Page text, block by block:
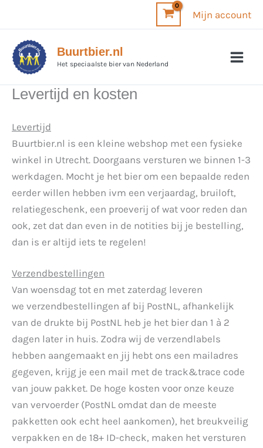
inhoud
Mijn account
Buurtbier.nl
Het speciaalste bier van Nederland
Levertijd en kosten
Levertijd
Buurtbier.nl is een kleine webshop met een fysieke
winkel in Utrecht. Doorgaans versturen we binnen 1-3
werkdagen. Mocht je het bier om een bepaalde reden
eerder willen hebben ivm een verjaardag, bruiloft,
relatiegeschenk, een proeverij of wat voor reden dan
ook, zet dat dan even in de notities bij je bestelling,
dan is er altijd iets te regelen!
Verzendbestellingen
Van woensdag tot en met zaterdag leveren
we verzendbestellingen af bij PostNL, afhankelijk
van de drukte bij PostNL heb je het bier dan 1 à 2
dagen later in huis. Zodra wij de verzendlabels
hebben aangemaakt en jij hebt ons een mailadres
gegeven, krijg je een mail met de track&trace code
van jouw pakket. De hoge kosten voor onze keuze
van vervoerder (PostNL omdat dan de meeste
pakketten ook echt heel aankomen), het breukveilig
verpakken en de 18+ ID-check, maken het versturen